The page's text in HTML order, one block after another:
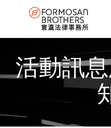
活動訊